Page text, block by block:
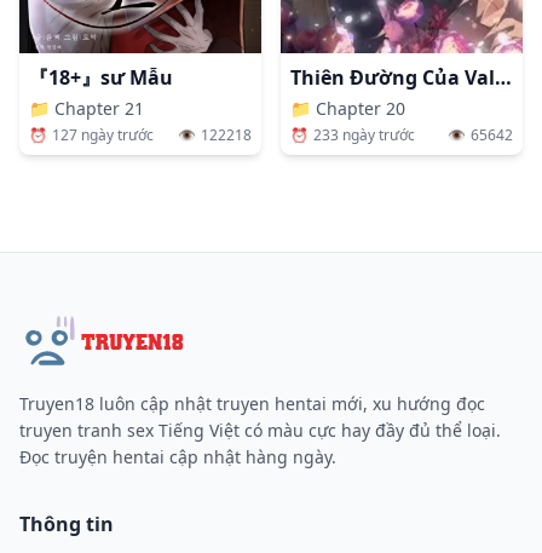
『18+』sư Mẫu
📁 Chapter 21
⏰ 127 ngày trước 👁️ 122218
Thiên Đường Của Valentina
📁 Chapter 20
⏰ 233 ngày trước 👁️ 65642
Truyen18 luôn cập nhật truyen hentai mới, xu hướng đọc
truyen tranh sex Tiếng Việt có màu cực hay đầy đủ thể loại.
Đọc truyện hentai cập nhật hàng ngày.
Thông tin